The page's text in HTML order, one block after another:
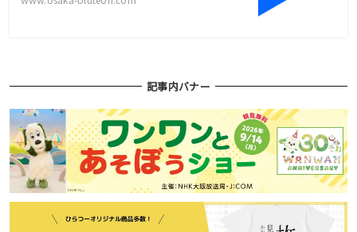
記事内バナー